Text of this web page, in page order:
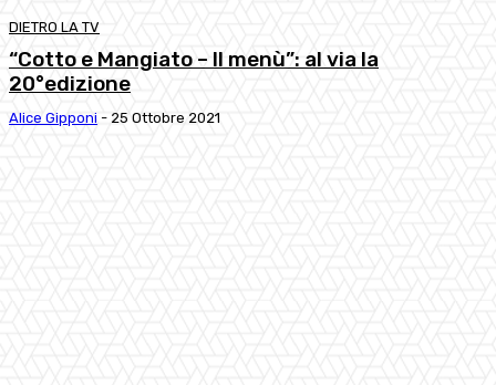
DIETRO LA TV
“Cotto e Mangiato – Il menù”: al via la
20°edizione
Alice Gipponi - 25 Ottobre 2021